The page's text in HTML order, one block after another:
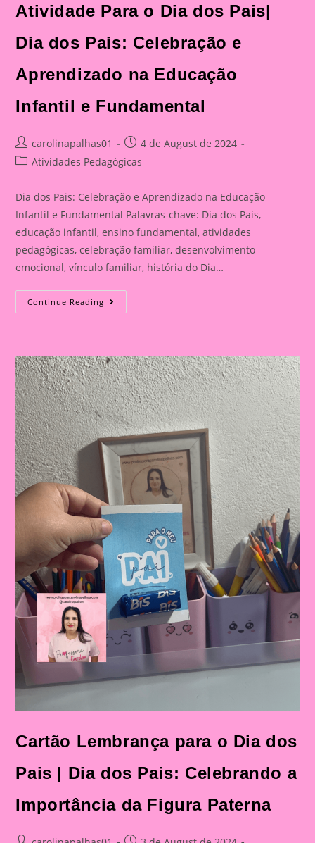
Atividade Para o Dia dos Pais|
Dia dos Pais: Celebração e
Aprendizado na Educação
Infantil e Fundamental
Post
author:
carolinapalhas01
Post
published:
4 de August de 2024
PostAtividades Pedagógicas
Dia dos Pais: Celebração e Aprendizado na Educação
Infantil e Fundamental Palavras-chave: Dia dos Pais,
educação infantil, ensino fundamental, atividades
pedagógicas, celebração familiar, desenvolvimento
emocional, vínculo familiar, história do Dia…
Continue Reading Atividade
Para
Dia
Dia
Dos
Pais:
Celebração
E
Aprendizado
Na
Educação
Infantil
E
Fundamental
Cartão Lembrança para o Dia dos
Pais | Dia dos Pais: Celebrando a
Importância da Figura Paterna